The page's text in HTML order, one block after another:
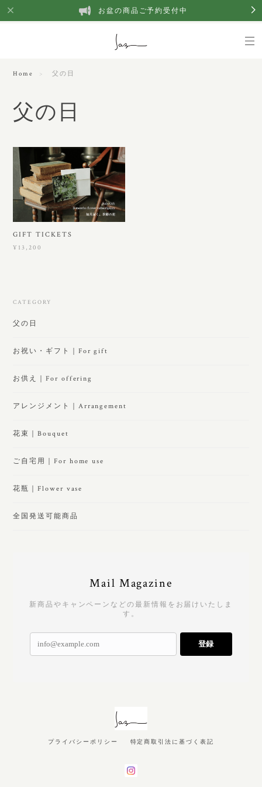
お盆の商品ご予約受付中
Home 父の日
父の日
GIFT TICKETS
¥13,200
CATEGORY
父の日
お祝い・ギフト｜For gift
お供え｜For offering
アレンジメント｜Arrangement
花束｜Bouquet
ご自宅用｜For home use
花瓶｜Flower vase
全国発送可能商品
Mail Magazine
新商品やキャンペーンなどの最新情報をお届けいたしま
す。
登録
プライバシーポリシー 特定商取引法に基づく表記